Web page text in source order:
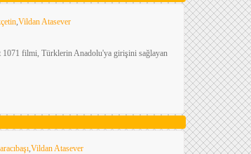
,Vildan Atasever
filmi, Türklerin Anadolu'ya girişini sağlayan
,Vildan Atasever